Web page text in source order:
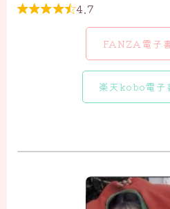
4.7
FANZA電子
楽天kobo電子